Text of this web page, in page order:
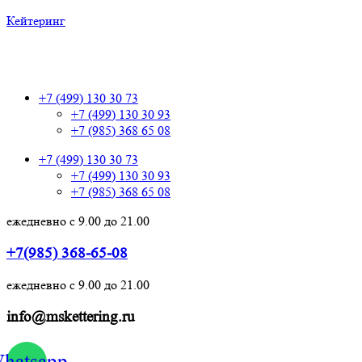
Кейтеринг
+7 (499) 130 30 73
+7 (499) 130 30 93
+7 (985) 368 65 08
+7 (499) 130 30 73
+7 (499) 130 30 93
+7 (985) 368 65 08
ежедневно с 9.00 до 21.00
+7(985) 368-65-08
ежедневно с 9.00 до 21.00
info@mskettering.ru